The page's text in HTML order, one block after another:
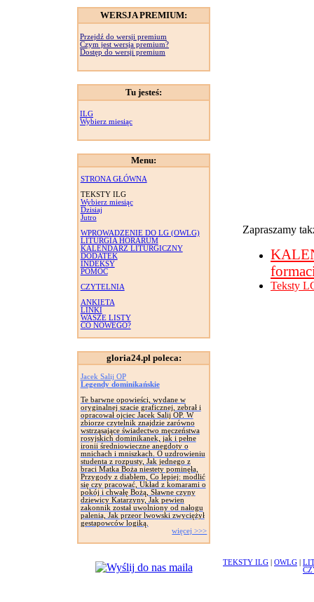
WERSJA PREMIUM:
Przejdź do wersji premium
Czym jest wersja premium?
Dostęp do wersji premium
Tu jesteś:
ILG
Wybierz miesiąc
Menu:
STRONA GŁÓWNA
TEKSTY ILG
Wybierz miesiąc
Dzisiaj
Jutro
WPROWADZENIE DO LG (OWLG)
LITURGIA HORARUM
KALENDARZ LITURGICZNY
DODATEK
INDEKSY
POMOC
CZYTELNIA
ANKIETA
LINKI
WASZE LISTY
CO NOWEGO?
gloria24.pl poleca:
Jacek Salij OP
Legendy dominikańskie
Te barwne opowieści, wydane w
oryginalnej szacie graficznej, zebrał i
opracował ojciec Jacek Salij OP. W
zbiorze czytelnik znajdzie zarówno
wstrząsające świadectwo męczeństwa
rosyjskich dominikanek, jak i pełne
ironii średniowieczne anegdoty o
mnichach i mniszkach. O uzdrowieniu
studenta z rozpusty, Jak jednego z
braci Matka Boża niestety pominęła,
Przygody z diabłem, Co lepiej: modlić
się czy pracować, Układ z komarami o
pokój i chwałę Bożą, Sławne czyny
dziewicy Katarzyny, Jak pewien
zakonnik został uwolniony od nałogu
palenia, Jak przeor lwowski zwyciężył
gestapowców logiką.
więcej >>>
Zapraszamy
Teksty
TEKSTY ILG OWLG